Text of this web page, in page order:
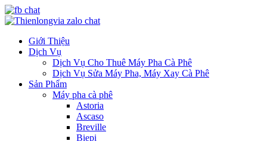
Giới Thiệu
Dịch Vụ
Dịch Vụ Cho Thuê Máy Pha Cà Phê
Dịch Vụ Sửa Máy Pha, Máy Xay Cà Phê
Sản Phẩm
Máy pha cà phê
Astoria
Ascaso
Breville
Biepi